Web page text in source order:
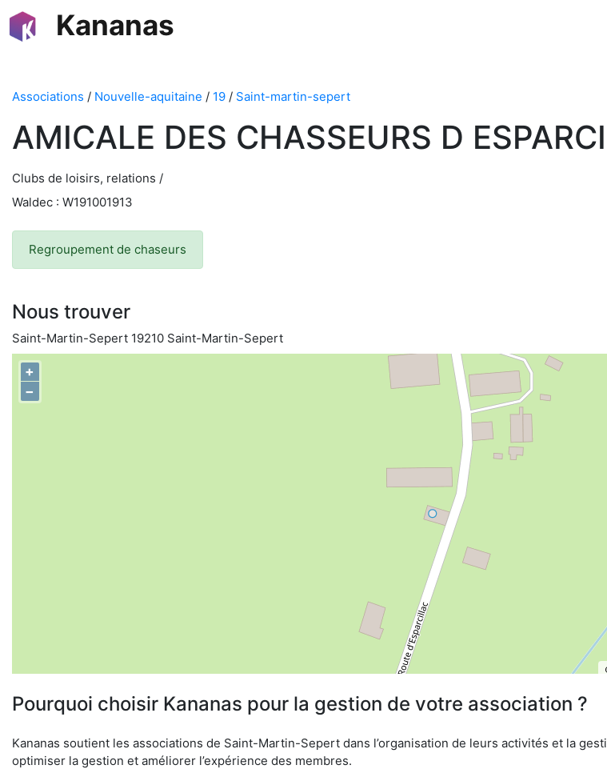
Kananas
Associations / Nouvelle-aquitaine / 19 / Saint-martin-sepert
AMICALE DES CHASSEURS D
Clubs de loisirs, relations /
Waldec : W191001913
Regroupement de chaseurs
Nous trouver
Saint-Martin-Sepert 19210 Saint-Martin-Sepert
+
−
Pourquoi choisir Kananas pour la gestion de votre association ?
Kananas soutient les associations de Saint-Martin-Sepert dans l’organisation de leurs activités et la
optimiser la gestion et améliorer l’expérience des membres.